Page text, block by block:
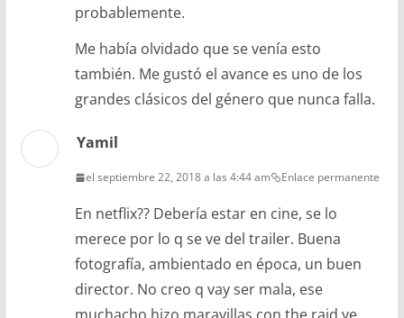
probablemente.
Me había olvidado que se venía esto
también. Me gustó el avance es uno de los
grandes clásicos del género que nunca falla.
Yamil
el septiembre 22, 2018 a las 4:44 am Enlace permanente
En netflix?? Debería estar en cine, se lo
merece por lo q se ve del trailer. Buena
fotografía, ambientado en época, un buen
director. No creo q vay ser mala, ese